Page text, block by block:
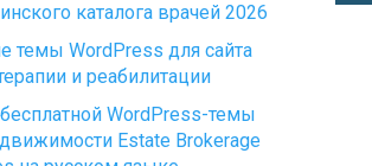
каталога врачей 2026
темы WordPress для сайта
и реабилитации
WordPress-темы
Estate Brokerage